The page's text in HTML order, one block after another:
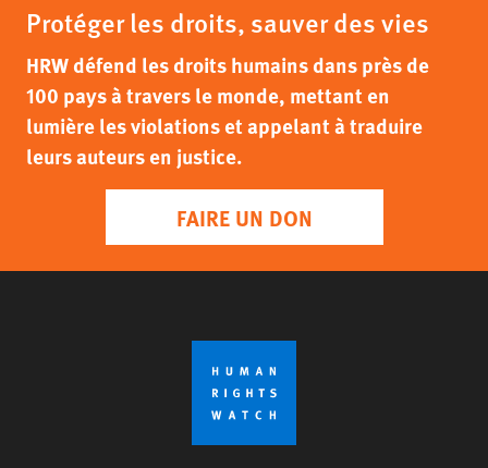
Protéger les droits, sauver des vies
HRW défend les droits humains dans près de
100 pays à travers le monde, mettant en
lumière les violations et appelant à traduire
leurs auteurs en justice.
FAIRE UN DON